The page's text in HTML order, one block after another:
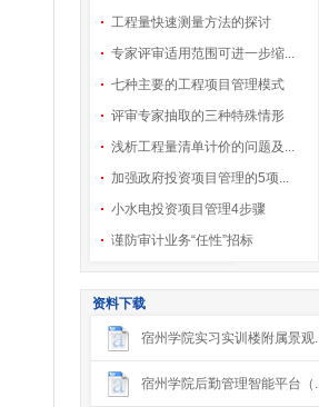
工程量快速测量方法的探讨
专家评审适用范围可进一步缩...
七种主要的工程项目管理模式
评审专家抽取的三种特殊情形
浅析工程量清单计价的问题及...
加强政府投资项目管理的5项...
小水电投资项目管理4步骤
谨防审计业务“任性”招标
资料下载
宿州学院实习实训楼附属景观...
宿州学院后勤管理智能平台（...